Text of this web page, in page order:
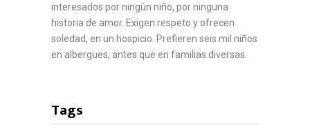
interesados por ningún niño, por ninguna
historia de amor. Exigen respeto y ofrecen
soledad, en un hospicio. Prefieren seis mil niños
en albergues, antes que en familias diversas.
Tags